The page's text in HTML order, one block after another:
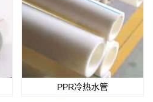
PPR冷热水管